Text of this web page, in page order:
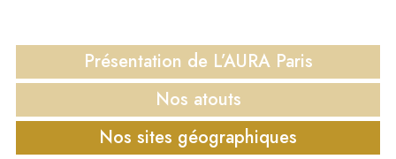
Présentation de L’AURA Paris
Nos atouts
Nos sites géographiques